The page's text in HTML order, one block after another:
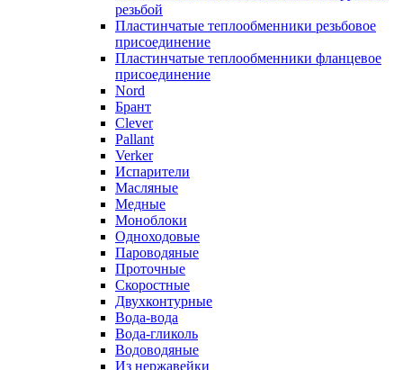
резьбой
Пластинчатые теплообменники резьбовое
присоединение
Пластинчатые теплообменники фланцевое
присоединение
Nord
Брант
Clever
Pallant
Verker
Испарители
Масляные
Медные
Моноблоки
Одноходовые
Пароводяные
Проточные
Скоростные
Двухконтурные
Вода-вода
Вода-гликоль
Водоводяные
Из нержавейки